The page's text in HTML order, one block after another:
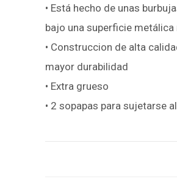
• Está hecho de unas
bajo una superficie
• Construccion de alta
mayor durabilidad
• Extra grueso
• 2 sopapas para sujetarse